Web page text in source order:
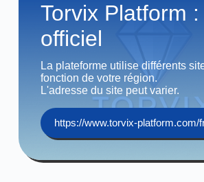
Torvix Platform
officiel
La plateforme utilise différents
fonction de votre région.
L'adresse du site peut varier.
https://www.torvix-platform.com/